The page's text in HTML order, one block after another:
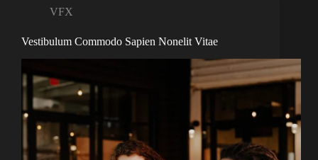
VFX
Vestibulum Commodo Sapien Nonelit Vitae